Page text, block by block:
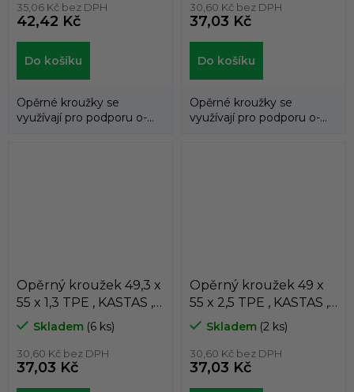
35,06 Kč bez DPH
42,42 Kč
Do košíku
Opěrné kroužky se
využívají pro podporu o-
30,60 Kč bez DPH
37,03 Kč
Do košíku
Opěrné kroužky se
využívají pro podporu o-
Opěrný kroužek 49,3 x
55 x 1,3 TPE , KASTAS ,
K81-049
Skladem (6 ks)
30,60 Kč bez DPH
37,03 Kč
Opěrný kroužek 49 x
55 x 2,5 TPE , KASTAS ,
K81-049/1
Skladem (2 ks)
30,60 Kč bez DPH
37,03 Kč